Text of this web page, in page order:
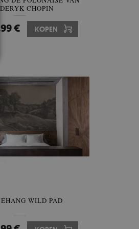
CHOPIN
€ KOPEN
WILD PAD